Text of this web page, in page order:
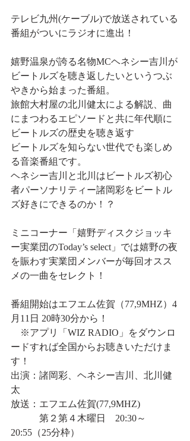
テレビ九州(ケーブル)で放送されている
番組がついにラジオに進出！
嬉野温泉が誇る名物MCヘネシー吉川が
ビートルズを聴き返したいというつぶ
やきから始まった番組。
旅館大村屋の北川健太による解説、曲
にまつわるエピソードと共に年代順に
ビートルズの歴史を聴き返す
ビートルズを知らない世代でも楽しめ
る音楽番組です。
ヘネシー吉川と北川はビートルズ初心
者パーソナリティー諸岡彩をビートル
ズ好きにできるのか！？
ミニコーナー「嬉野ディスクジョッキ
ー実業団のToday’s select」では嬉野の夜
を賑わす実業団メンバーが毎回オスス
メの一曲をセレクト！
番組開始はエフエム佐賀（77,9MHZ）4
月11日 20時30分から！
※アプリ「WIZ RADIO」をダウンロ
ードすれば全国からお聴きいただけま
す！
出演：諸岡彩、ヘネシー吉川、北川健
太
放送：エフエム佐賀(77,9MHZ)
第２第４木曜日　20:30～
20:55（25分枠）